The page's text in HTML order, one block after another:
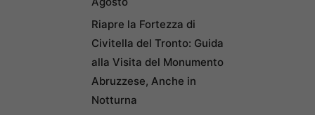
Riapre la Fortezza di
Civitella del Tronto: Guida
alla Visita del Monumento
Abruzzese, Anche in
Notturna